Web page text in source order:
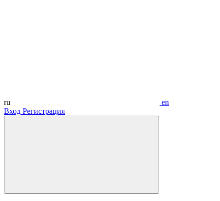
ru
en
Вход Регистрация